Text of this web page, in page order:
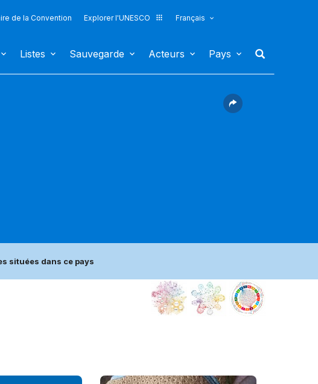
de la Convention Explorer l'UNESCO
Français
Listes Sauvegarde Acteurs Pays
situées dans ce pays